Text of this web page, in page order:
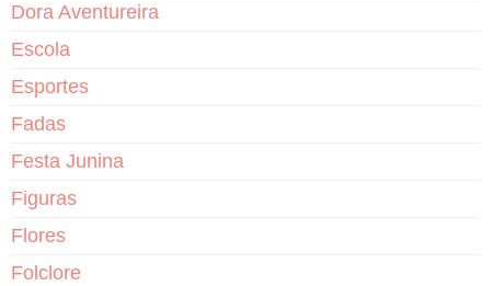
Dora Aventureira
Escola
Esportes
Fadas
Festa Junina
Figuras
Flores
Folclore